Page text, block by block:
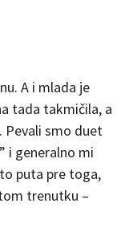
A i mlada je
tada takmičila, a
Pevali smo duet
i generalno mi
puta pre toga,
trenutku –